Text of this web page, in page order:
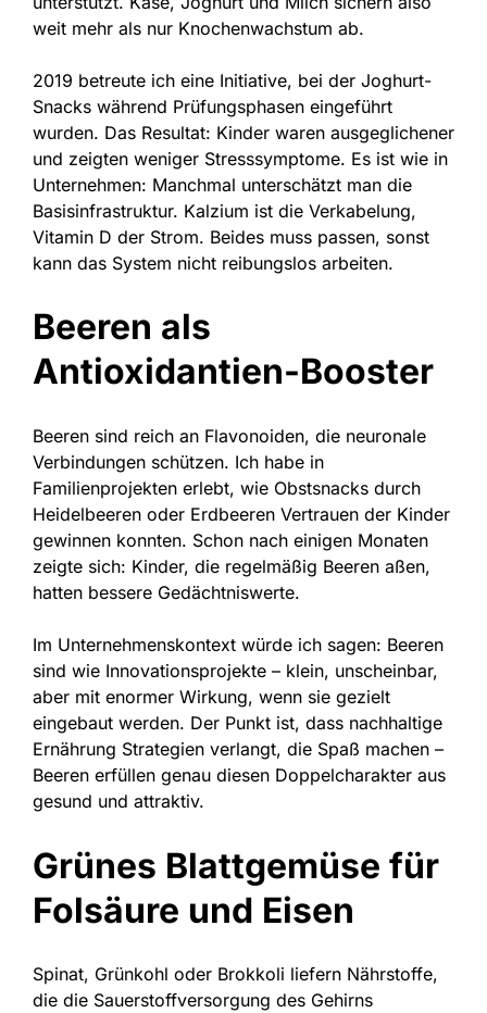
weit mehr als nur Knochenwachstum ab.
2019 betreute ich eine Initiative, bei der Joghurt-
Snacks während Prüfungsphasen eingeführt
wurden. Das Resultat: Kinder waren ausgeglichener
und zeigten weniger Stresssymptome. Es ist wie in
Unternehmen: Manchmal unterschätzt man die
Basisinfrastruktur. Kalzium ist die Verkabelung,
Vitamin D der Strom. Beides muss passen, sonst
kann das System nicht reibungslos arbeiten.
Beeren als
Antioxidantien-Booster
Beeren sind reich an Flavonoiden, die neuronale
Verbindungen schützen. Ich habe in
Familienprojekten erlebt, wie Obstsnacks durch
Heidelbeeren oder Erdbeeren Vertrauen der Kinder
gewinnen konnten. Schon nach einigen Monaten
zeigte sich: Kinder, die regelmäßig Beeren aßen,
hatten bessere Gedächtniswerte.
Im Unternehmenskontext würde ich sagen: Beeren
sind wie Innovationsprojekte – klein, unscheinbar,
aber mit enormer Wirkung, wenn sie gezielt
eingebaut werden. Der Punkt ist, dass nachhaltige
Ernährung Strategien verlangt, die Spaß machen –
Beeren erfüllen genau diesen Doppelcharakter aus
gesund und attraktiv.
Grünes Blattgemüse für
Folsäure und Eisen
Spinat, Grünkohl oder Brokkoli liefern Nährstoffe,
die die Sauerstoffversorgung des Gehirns